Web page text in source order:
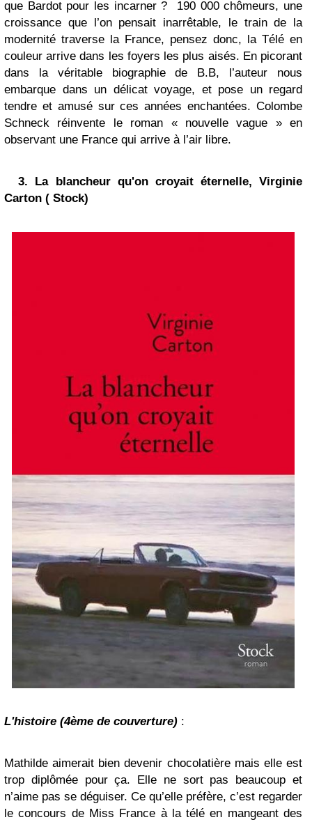
que Bardot pour les incarner ?
190 000 chômeurs, une
croissance que l’on pensait inarrêtable, le train de la
modernité traverse la France, pensez donc, la Télé en
couleur arrive dans les foyers les plus aisés. En picorant
dans la véritable biographie de B.B, l’auteur nous
embarque dans un délicat voyage, et pose un regard
tendre et amusé sur ces années enchantées. Colombe
Schneck réinvente le roman « nouvelle vague » en
observant une France qui arrive à l’air libre.
3. La blancheur qu'on croyait éternelle, Virginie
Carton ( Stock)
L'histoire (4ème de couverture) :
Mathilde aimerait bien devenir chocolatière mais elle est
trop diplômée pour ça. Elle ne sort pas beaucoup et
n’aime pas se déguiser. Ce qu’elle préfère, c’est regarder
le concours de Miss France à la télé en mangeant des